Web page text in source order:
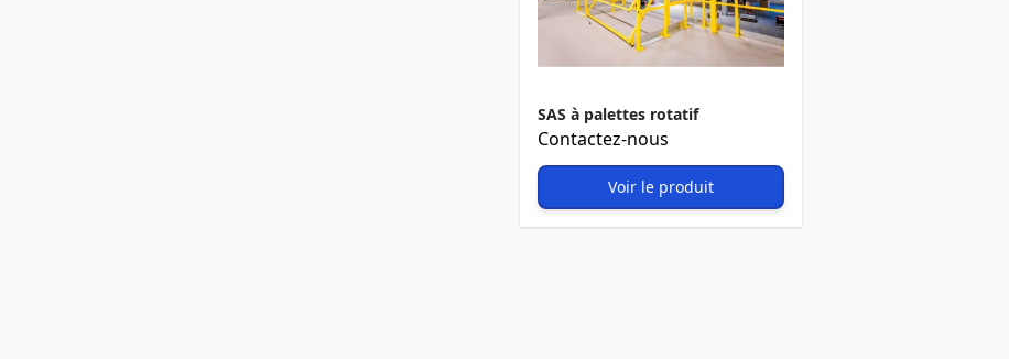
SAS à palettes rotatif
Contactez-nous
Voir le produit